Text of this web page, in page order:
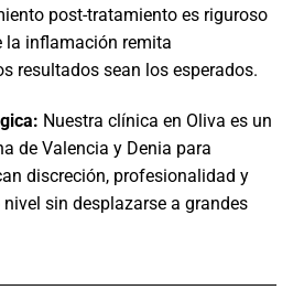
post-tratamiento es riguroso
la inflamación remita
resultados sean los esperados.
Nuestra clínica en Oliva es un
de Valencia y Denia para
discreción, profesionalidad y
sin desplazarse a grandes